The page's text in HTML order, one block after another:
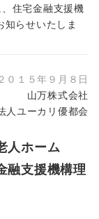
住宅金融支援機
知らせいたしま
０１５年９月８日
山万株式会社
人ユーカリ優都会
人ホーム
融支援機構理